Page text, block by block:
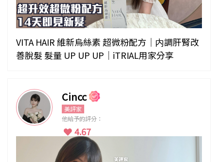
VITA HAIR 維新烏絲素 超微粉配方｜内調肝腎改
善脫髮 髮量 UP UP UP｜iTRIAL用家分享
Cincc
美評家
他給予的評分：
4.67